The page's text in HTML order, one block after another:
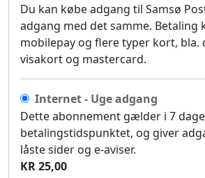
Du kan købe adgang til Samsø
adgang med det samme. Betaling
mobilepay og flere typer kort, bla.
visakort og mastercard.
Internet - Uge adgang
Dette abonnement gælder i 7
betalingstidspunktet, og giver
låste sider og e-aviser.
KR 25,00